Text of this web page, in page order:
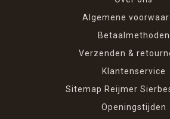
Algemene
Betaalmethoden
Verzenden &
Klantenservice
Sitemap Reijmer
Openingstijden